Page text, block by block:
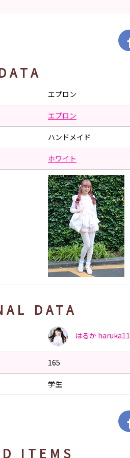
エプロン
エプロン
ハンドメイド
ホワイト
DATA
はるか
165
学生
ITEMS